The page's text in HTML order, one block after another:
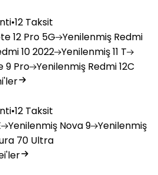
•12 Taksit
12 Pro 5G Yenilenmiş Redmi
10 2022 Yenilenmiş11 T
9 Pro Yenilenmiş Redmi 12C
•12 Taksit
Yenilenmiş Nova 9 Yenilenmiş
70 Ultra